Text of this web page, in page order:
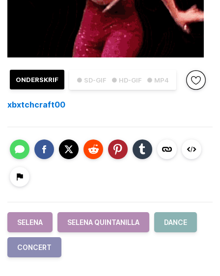
● SD-GIF ● HD-GIF ● MP4
ONDERSKRIF
xbxtchcraft00
SELENA SELENA QUINTANILLA DANCE
CONCERT